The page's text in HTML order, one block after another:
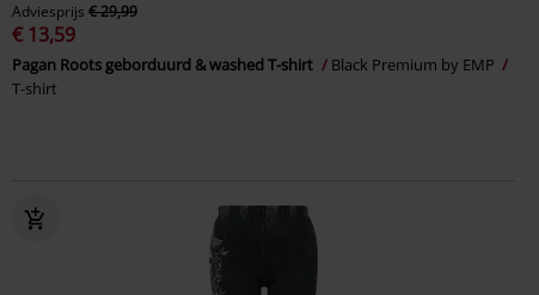
Adviesprijs € 29,99
€ 13,59
Pagan Roots geborduurd & washed T-shirt
Black Premium by EMP
T-shirt